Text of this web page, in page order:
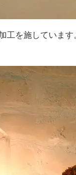
工を施しています